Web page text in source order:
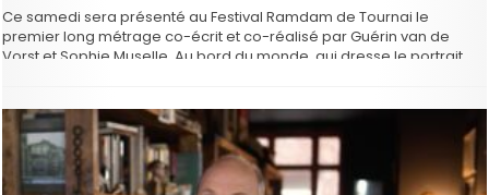
Ce samedi sera présenté au Festival Ramdam de Tournai le
premier long métrage co-écrit et co-réalisé par Guérin van de
Vorst et Sophie Muselle, Au bord du monde, qui dresse le portrait